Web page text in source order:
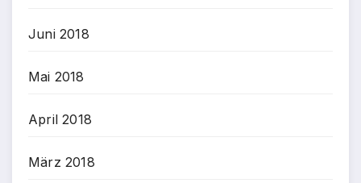
Juni 2018
Mai 2018
April 2018
März 2018